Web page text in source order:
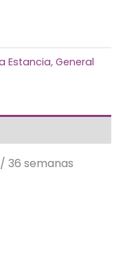
Estancia, General
36 semanas